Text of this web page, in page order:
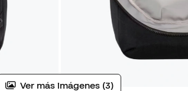
Ver más imágenes (3)